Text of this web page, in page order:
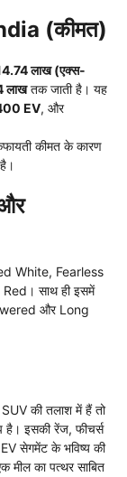
(कीमत)
लाख (एक्स-
लाखतक जाती है। यह
EV, और
कीमत के कारण
White, Fearless
साथ ही इसमें
और Long
की तलाश में हैं तो
है। इसकी रेंज, फीचर्स
सेगमेंट के भविष्य की
मील का पत्थर साबित